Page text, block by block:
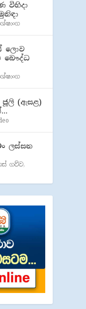
විහිදා
ලොව
බෞද්ධ
ජූලි (​ඇසළ)
ලස්සන
ගව්ව,